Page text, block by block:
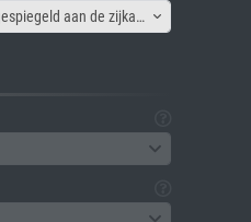
Canvas lijst - Afbeelding gespiegeld aan de zijkant